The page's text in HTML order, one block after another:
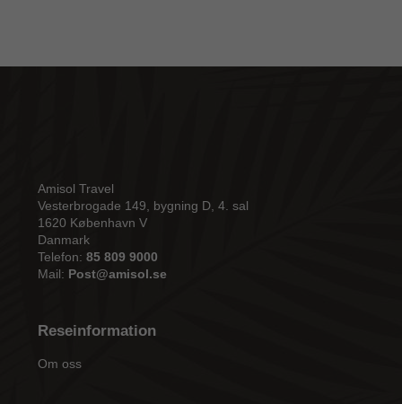
Amisol Travel
Vesterbrogade 149, bygning D, 4. sal
1620 København V
Danmark
Telefon: 85 809 9000
Mail: Post@amisol.se
Reseinformation
Om oss